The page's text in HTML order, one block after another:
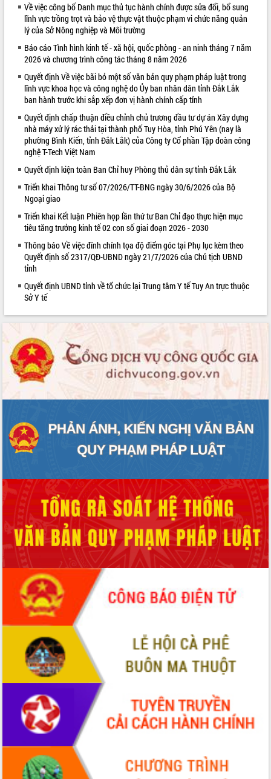
VIDEO
Không có file video nào để phát.
ALBUM ẢNH
LIÊN KẾT WEB
Về việc công bố Danh mục thủ tục hành chính được sửa đổi, bổ sung
lĩnh vực trồng trọt và bảo vệ thực vật thuộc phạm vi chức năng quản
lý của Sở Nông nghiệp và Môi trường
Báo cáo Tình hình kinh tế - xã hội, quốc phòng - an ninh tháng 7 năm
2026 và chương trình công tác tháng 8 năm 2026
Quyết định Về việc bãi bỏ một số văn bản quy phạm pháp luật trong
lĩnh vực khoa học và công nghệ do Ủy ban nhân dân tỉnh Đắk Lắk
ban hành trước khi sắp xếp đơn vị hành chính cấp tỉnh
Quyết định chấp thuận điều chỉnh chủ trương đầu tư dự án Xây dựng
nhà máy xử lý rác thải tại thành phố Tuy Hòa, tỉnh Phú Yên (nay là
phường Bình Kiến, tỉnh Đắk Lắk) của Công ty Cổ phần Tập đoàn công
nghệ T-Tech Việt Nam
Quyết định kiện toàn Ban Chỉ huy Phòng thủ dân sự tỉnh Đắk Lắk
Triển khai Thông tư số 07/2026/TT-BNG ngày 30/6/2026 của Bộ
Ngoại giao
Triển khai Kết luận Phiên họp lần thứ tư Ban Chỉ đạo thực hiện mục
tiêu tăng trưởng kinh tế 02 con số giai đoạn 2026 - 2030
Thông báo Về việc đính chính tọa độ điểm góc tại Phụ lục kèm theo
Quyết định số 2317/QĐ-UBND ngày 21/7/2026 của Chủ tịch UBND
tỉnh
Quyết định UBND tỉnh về tổ chức lại Trung tâm Y tế Tuy An trực thuộc
Sở Y tế